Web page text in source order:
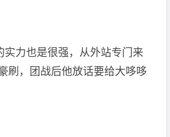
实力也是很强，从外站专门来
刷，团战后他放话要给大哆哆